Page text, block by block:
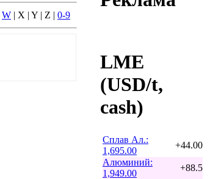
W | X | Y | Z | 0-9
LME
(USD/t,
cash)
Сплав Ал.:
1,695.00
+44.00
Алюминий:
1,949.00
+88.5